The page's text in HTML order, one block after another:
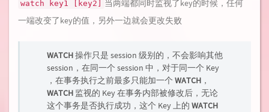
watch key1 [key2]
当两端都同时监视了key的时候，任何
一端改变了key的值，另外一边就会更改失败
WATCH操作只是 session 级别的，不会影响其他
session，在同一个 session 中，对于同一个 Key
，在事务执行之前最多只能加一个 WATCH ，
WATCH 监视的 Key 在事务内部被修改后，无论
这个事务是否执行成功，这个 Key 上的 WATCH